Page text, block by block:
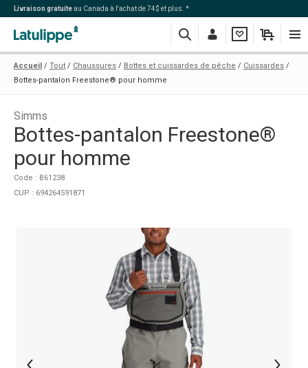
Livraison gratuiteau Canada à l'achat de 74$ et plus. *
Recherche
Me Ma Mon
Accueil Tout Chaussures Bottes et cuissardes de pêche
Cuissardes
Bottes-pantalon Freestone® pour homme
Simms
Bottes-pantalon Freestone®
pour homme
Code : B61238
CUP : 694264591871